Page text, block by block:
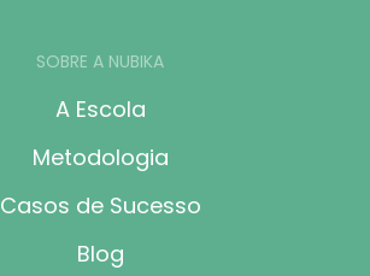
SOBRE A NUBIKA
A Escola
Metodologia
Casos de Sucesso
Blog